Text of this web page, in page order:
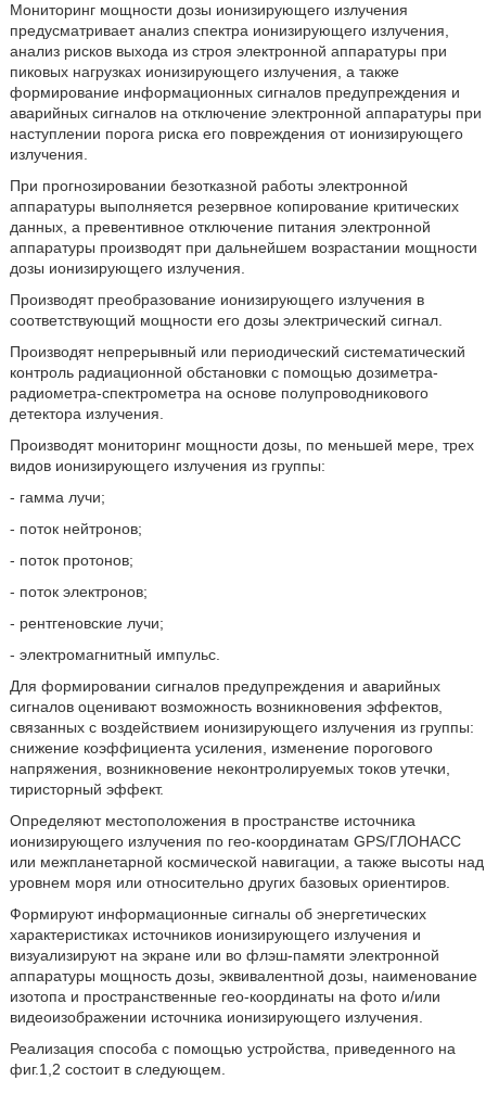
Мониторинг мощности дозы ионизирующего излучения
предусматривает анализ спектра ионизирующего излучения,
анализ рисков выхода из строя электронной аппаратуры при
пиковых нагрузках ионизирующего излучения, а также
формирование информационных сигналов предупреждения и
аварийных сигналов на отключение электронной аппаратуры при
наступлении порога риска его повреждения от ионизирующего
излучения.
При прогнозировании безотказной работы электронной
аппаратуры выполняется резервное копирование критических
данных, а превентивное отключение питания электронной
аппаратуры производят при дальнейшем возрастании мощности
дозы ионизирующего излучения.
Производят преобразование ионизирующего излучения в
соответствующий мощности его дозы электрический сигнал.
Производят непрерывный или периодический систематический
контроль радиационной обстановки с помощью дозиметра-
радиометра-спектрометра на основе полупроводникового
детектора излучения.
Производят мониторинг мощности дозы, по меньшей мере, трех
видов ионизирующего излучения из группы:
- гамма лучи;
- поток нейтронов;
- поток протонов;
- поток электронов;
- рентгеновские лучи;
- электромагнитный импульс.
Для формировании сигналов предупреждения и аварийных
сигналов оценивают возможность возникновения эффектов,
связанных с воздействием ионизирующего излучения из группы:
снижение коэффициента усиления, изменение порогового
напряжения, возникновение неконтролируемых токов утечки,
тиристорный эффект.
Определяют местоположения в пространстве источника
ионизирующего излучения по гео-координатам GPS/ГЛОНАСС
или межпланетарной космической навигации, а также высоты над
уровнем моря или относительно других базовых ориентиров.
Формируют информационные сигналы об энергетических
характеристиках источников ионизирующего излучения и
визуализируют на экране или во флэш-памяти электронной
аппаратуры мощность дозы, эквивалентной дозы, наименование
изотопа и пространственные гео-координаты на фото и/или
видеоизображении источника ионизирующего излучения.
Реализация способа с помощью устройства, приведенного на
фиг.1,2 состоит в следующем.